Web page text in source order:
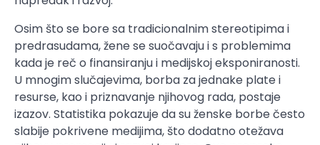
Osim što se bore sa tradicionalnim stereotipima i
predrasudama, žene se suočavaju i s problemima
kada je reč o finansiranju i medijskoj eksponiranosti.
U mnogim slučajevima, borba za jednake plate i
resurse, kao i priznavanje njihovog rada, postaje
izazov. Statistika pokazuje da su ženske borbe često
slabije pokrivene medijima, što dodatno otežava